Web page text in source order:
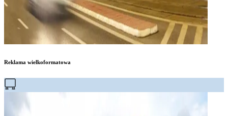
Reklama wielkoformatowa